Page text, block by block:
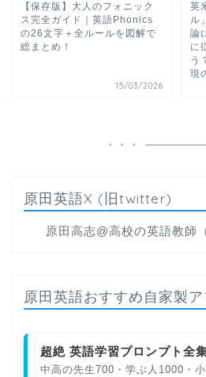
【保存版】大人のフォニック
ス完全ガイド｜英語Phonics
の26文字＋全ルールを図解で
総まとめ！
15/03/2026
英
ル
論
に
う
現
原田英語X (旧twitter)
原田高志@高校の英語教師
原田英語おすすめ自家製ア
超絶 英語学習プロンプト全
中高の先生700・学ぶ人1000・